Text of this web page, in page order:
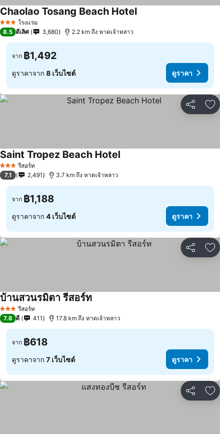
3 ดาว โรงแรม
Chaolao Tosang Beach Hotelดูราคา
8.5 ดีเลิศ 3,680 2.2 km ถึง หาดเจ้าหลาว
จาก ฿1,492
ดูราคาจาก 8 เว็บไซต์ ดูราคา
แชร์ เ
3 ดาว รีสอร์ท
Saint Tropez Beach Hotelดูราคา
7.1 2,491 3.7 km ถึง หาดเจ้าหลาว
จาก ฿1,188
ดูราคาจาก 4 เว็บไซต์ ดูราคา
แชร์ เ
3 ดาว รีสอร์ท
บ้านสวนรมิตา รีสอร์ทดูราคา
7.8 ดี 411 17.8 km ถึง หาดเจ้าหลาว
จาก ฿618
ดูราคาจาก 7 เว็บไซต์ ดูราคา
แชร์ เ